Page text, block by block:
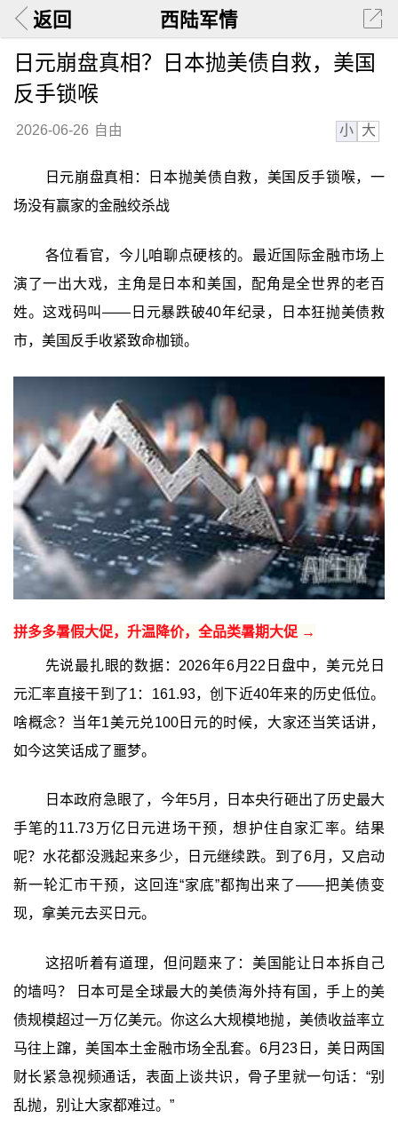
返回 西陆军情
日元崩盘真相？日本抛美债自救，美国
反手锁喉
2026-06-26 自由 小 大
日元崩盘真相：日本抛美债自救，美国反手锁喉，一
场没有赢家的金融绞杀战
各位看官，今儿咱聊点硬核的。最近国际金融市场上
演了一出大戏，主角是日本和美国，配角是全世界的老百
姓。这戏码叫——日元暴跌破40年纪录，日本狂抛美债救
市，美国反手收紧致命枷锁。
拼多多暑假大促，升温降价，全品类暑期大促 →
先说最扎眼的数据：2026年6月22日盘中，美元兑日
元汇率直接干到了1：161.93，创下近40年来的历史低位。
啥概念？当年1美元兑100日元的时候，大家还当笑话讲，
如今这笑话成了噩梦。
日本政府急眼了，今年5月，日本央行砸出了历史最大
手笔的11.73万亿日元进场干预，想护住自家汇率。结果
呢？水花都没溅起来多少，日元继续跌。到了6月，又启动
新一轮汇市干预，这回连“家底”都掏出来了——把美债变
现，拿美元去买日元。
这招听着有道理，但问题来了：美国能让日本拆自己
的墙吗？ 日本可是全球最大的美债海外持有国，手上的美
债规模超过一万亿美元。你这么大规模地抛，美债收益率立
马往上蹿，美国本土金融市场全乱套。6月23日，美日两国
财长紧急视频通话，表面上谈共识，骨子里就一句话：‍“别
乱抛，别让大家都难过。”‍